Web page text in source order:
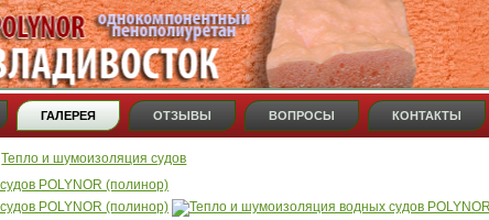
ГАЛЕРЕЯ ОТЗЫВЫ ВОПРОСЫ КОНТАКТЫ
Тепло и шумоизоляция судов